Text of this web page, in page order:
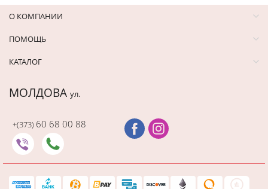
О КОМПАНИИ
ПОМОЩЬ
КАТАЛОГ
МОЛДОВА ул.
+(373) 60 68 00 88